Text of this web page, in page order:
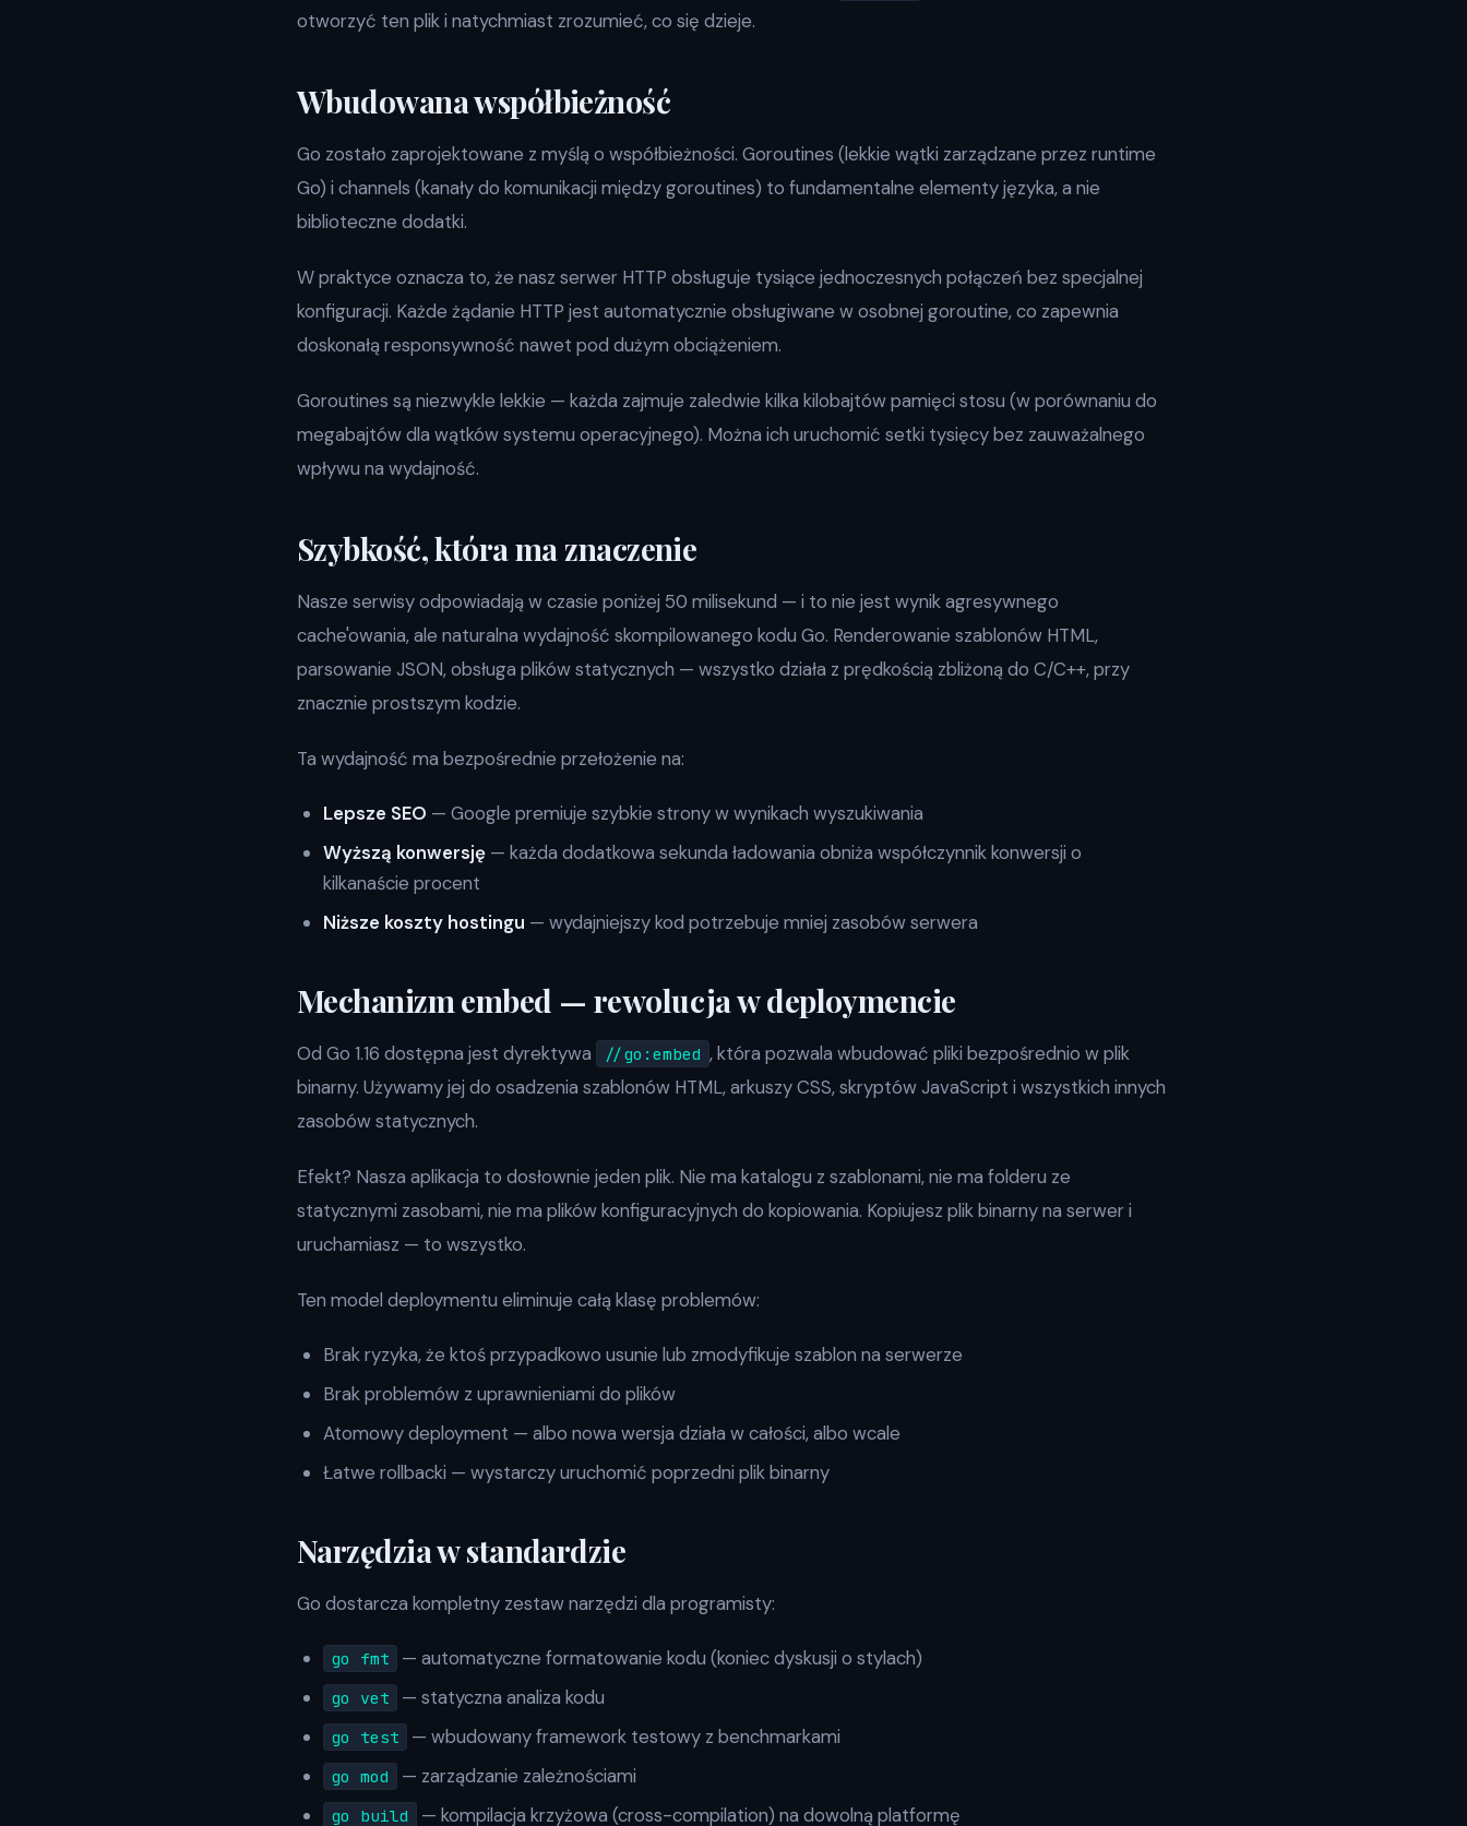
otworzyć ten plik i natychmiast zrozumieć, co się dzieje.
Wbudowana współbieżność
Go zostało zaprojektowane z myślą o współbieżności. Goroutines (lekkie wątki zarządzane przez runtime
Go) i channels (kanały do komunikacji między goroutines) to fundamentalne elementy języka, a nie
biblioteczne dodatki.
W praktyce oznacza to, że nasz serwer HTTP obsługuje tysiące jednoczesnych połączeń bez specjalnej
konfiguracji. Każde żądanie HTTP jest automatycznie obsługiwane w osobnej goroutine, co zapewnia
doskonałą responsywność nawet pod dużym obciążeniem.
Goroutines są niezwykle lekkie — każda zajmuje zaledwie kilka kilobajtów pamięci stosu (w porównaniu do
megabajtów dla wątków systemu operacyjnego). Można ich uruchomić setki tysięcy bez zauważalnego
wpływu na wydajność.
Szybkość, która ma znaczenie
Nasze serwisy odpowiadają w czasie poniżej 50 milisekund — i to nie jest wynik agresywnego
cache'owania, ale naturalna wydajność skompilowanego kodu Go. Renderowanie szablonów HTML,
parsowanie JSON, obsługa plików statycznych — wszystko działa z prędkością zbliżoną do C/C++, przy
znacznie prostszym kodzie.
Ta wydajność ma bezpośrednie przełożenie na:
Lepsze SEO — Google premiuje szybkie strony w wynikach wyszukiwania
Wyższą konwersję — każda dodatkowa sekunda ładowania obniża współczynnik konwersji o
kilkanaście procent
Niższe koszty hostingu — wydajniejszy kod potrzebuje mniej zasobów serwera
Mechanizm embed — rewolucja w deploymencie
Od Go 1.16 dostępna jest dyrektywa //go:embed , która pozwala wbudować pliki bezpośrednio w plik
binarny. Używamy jej do osadzenia szablonów HTML, arkuszy CSS, skryptów JavaScript i wszystkich innych
zasobów statycznych.
Efekt? Nasza aplikacja to dosłownie jeden plik. Nie ma katalogu z szablonami, nie ma folderu ze
statycznymi zasobami, nie ma plików konfiguracyjnych do kopiowania. Kopiujesz plik binarny na serwer i
uruchamiasz — to wszystko.
Ten model deploymentu eliminuje całą klasę problemów:
Brak ryzyka, że ktoś przypadkowo usunie lub zmodyfikuje szablon na serwerze
Brak problemów z uprawnieniami do plików
Atomowy deployment — albo nowa wersja działa w całości, albo wcale
Łatwe rollbacki — wystarczy uruchomić poprzedni plik binarny
Narzędzia w standardzie
Go dostarcza kompletny zestaw narzędzi dla programisty:
go fmt — automatyczne formatowanie kodu (koniec dyskusji o stylach)
go vet — statyczna analiza kodu
go test — wbudowany framework testowy z benchmarkami
go mod — zarządzanie zależnościami
go build — kompilacja krzyżowa (cross-compilation) na dowolną platformę